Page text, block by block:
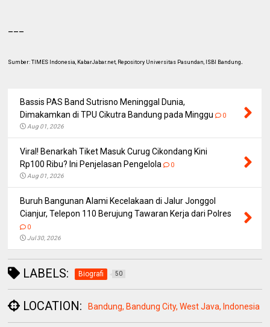
Sumber: TIMES Indonesia, KabarJabar.net, Repository Universitas Pasundan, ISBI Bandung.
Bassis PAS Band Sutrisno Meninggal Dunia,
Dimakamkan di TPU Cikutra Bandung pada Minggu
0
Aug 01, 2026
Viral! Benarkah Tiket Masuk Curug Cikondang Kini
Rp100 Ribu? Ini Penjelasan Pengelola
0
Aug 01, 2026
Buruh Bangunan Alami Kecelakaan di Jalur Jonggol
Cianjur, Telepon 110 Berujung Tawaran Kerja dari Polres
0
Jul 30, 2026
LABELS: Biografi 50
LOCATION: Bandung, Bandung City, West Java, Indonesia